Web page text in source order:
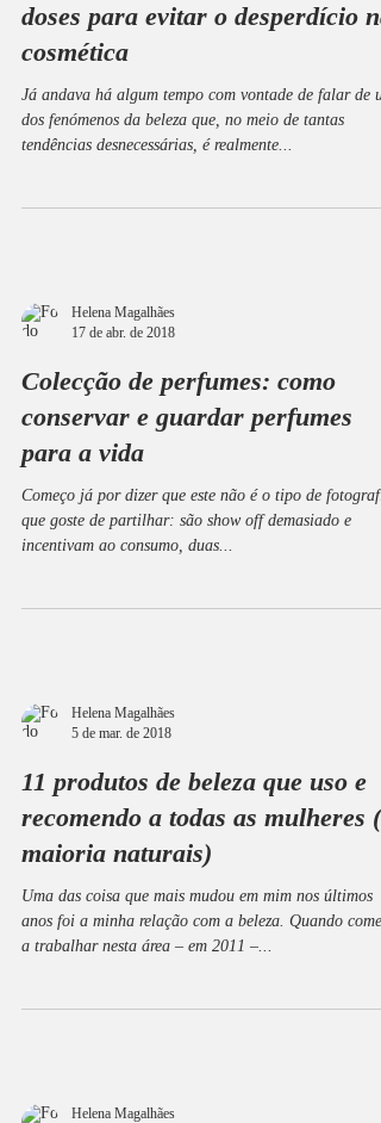
doses para evitar o desperdício na
cosmética
Já andava há algum tempo com vontade de falar de
dos fenómenos da beleza que, no meio de tantas
tendências desnecessárias, é realmente...
Helena Magalhães
17 de abr. de 2018
Colecção de perfumes: como
conservar e guardar perfumes
para a vida
Começo já por dizer que este não é o tipo de
que goste de partilhar: são show off demasiado e
incentivam ao consumo, duas...
Helena Magalhães
5 de mar. de 2018
11 produtos de beleza que uso e
recomendo a todas as mulheres (a
maioria naturais)
Uma das coisa que mais mudou em mim nos últimos
anos foi a minha relação com a beleza. Quando
a trabalhar nesta área – em 2011 –...
Helena Magalhães